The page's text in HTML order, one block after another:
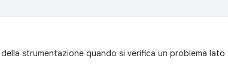
strumentazione quando si verifica un problema lato